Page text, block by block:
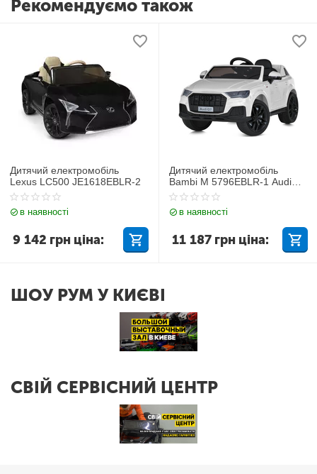
Рекомендуємо також
Дитячий електромобіль
Lexus LC500 JE1618EBLR-2
в наявності
9 142 грн ціна:
Дитячий електромобіль
Bambi M 5796EBLR-1 Audi
Q7
в наявності
11 187 грн ціна:
ШОУ РУМ У КИЄВІ
СВІЙ СЕРВІСНИЙ ЦЕНТР